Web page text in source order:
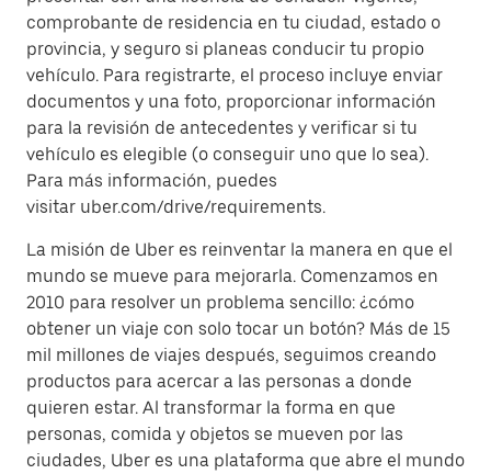
comprobante de residencia en tu ciudad, estado o
provincia, y seguro si planeas conducir tu propio
vehículo. Para registrarte, el proceso incluye enviar
documentos y una foto, proporcionar información
para la revisión de antecedentes y verificar si tu
vehículo es elegible (o conseguir uno que lo sea).
Para más información, puedes
visitar uber.com/drive/requirements.
La misión de Uber es reinventar la manera en que el
mundo se mueve para mejorarla. Comenzamos en
2010 para resolver un problema sencillo: ¿cómo
obtener un viaje con solo tocar un botón? Más de 15
mil millones de viajes después, seguimos creando
productos para acercar a las personas a donde
quieren estar. Al transformar la forma en que
personas, comida y objetos se mueven por las
ciudades, Uber es una plataforma que abre el mundo